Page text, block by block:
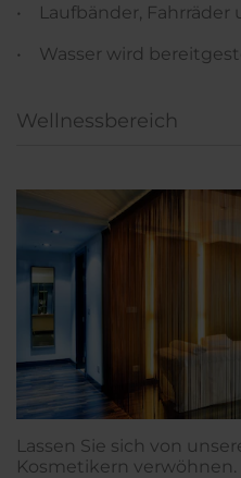
• Laufbänder, Fahrräder
• Wasser wird
Wellnessbereich
Lassen Sie sich von
Kosmetikern verwöhnen.